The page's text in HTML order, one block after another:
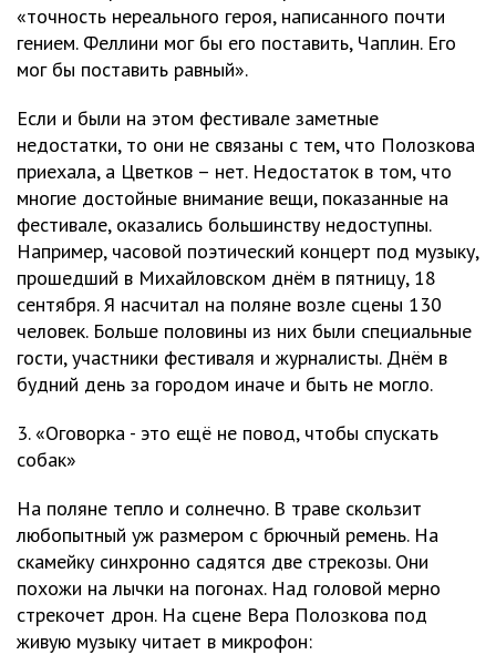
«точность нереального героя, написанного почти
гением. Феллини мог бы его поставить, Чаплин. Его
мог бы поставить равный».
Если и были на этом фестивале заметные
недостатки, то они не связаны с тем, что Полозкова
приехала, а Цветков – нет. Недостаток в том, что
многие достойные внимание вещи, показанные на
фестивале, оказались большинству недоступны.
Например, часовой поэтический концерт под музыку,
прошедший в Михайловском днём в пятницу, 18
сентября. Я насчитал на поляне возле сцены 130
человек. Больше половины из них были специальные
гости, участники фестиваля и журналисты. Днём в
будний день за городом иначе и быть не могло.
3. «Оговорка - это ещё не повод, чтобы спускать
собак»
На поляне тепло и солнечно. В траве скользит
любопытный уж размером с брючный ремень. На
скамейку синхронно садятся две стрекозы. Они
похожи на лычки на погонах. Над головой мерно
стрекочет дрон. На сцене Вера Полозкова под
живую музыку читает в микрофон: